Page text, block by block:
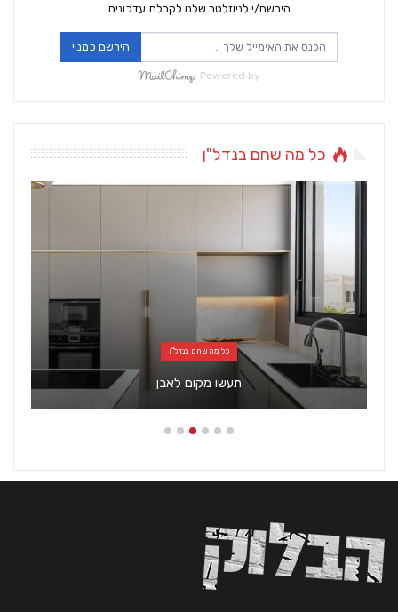
הירשם/י לניוזלטר שלנו לקבלת עדכונים
הירשם כמנוי
Powered by
כל מה שחם בנדל"ן
כל מה שחם בנדל"ן
תעשו מקום לאבן